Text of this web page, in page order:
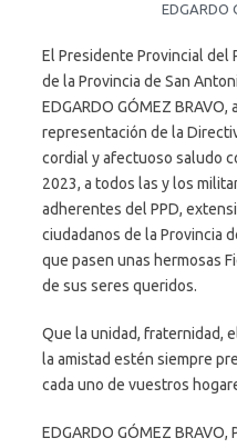
EDGARDO
El Presidente Provincial del
de la Provincia de San
EDGARDO GÓMEZ BRAVO,
representación de la
cordial y afectuoso saludo
2023, a todos las y los
adherentes del PPD,
ciudadanos de la Provincia
que pasen unas hermosas
de sus seres queridos.
Que la unidad, fraternidad,
la amistad estén siempre
cada uno de vuestros
EDGARDO GÓMEZ